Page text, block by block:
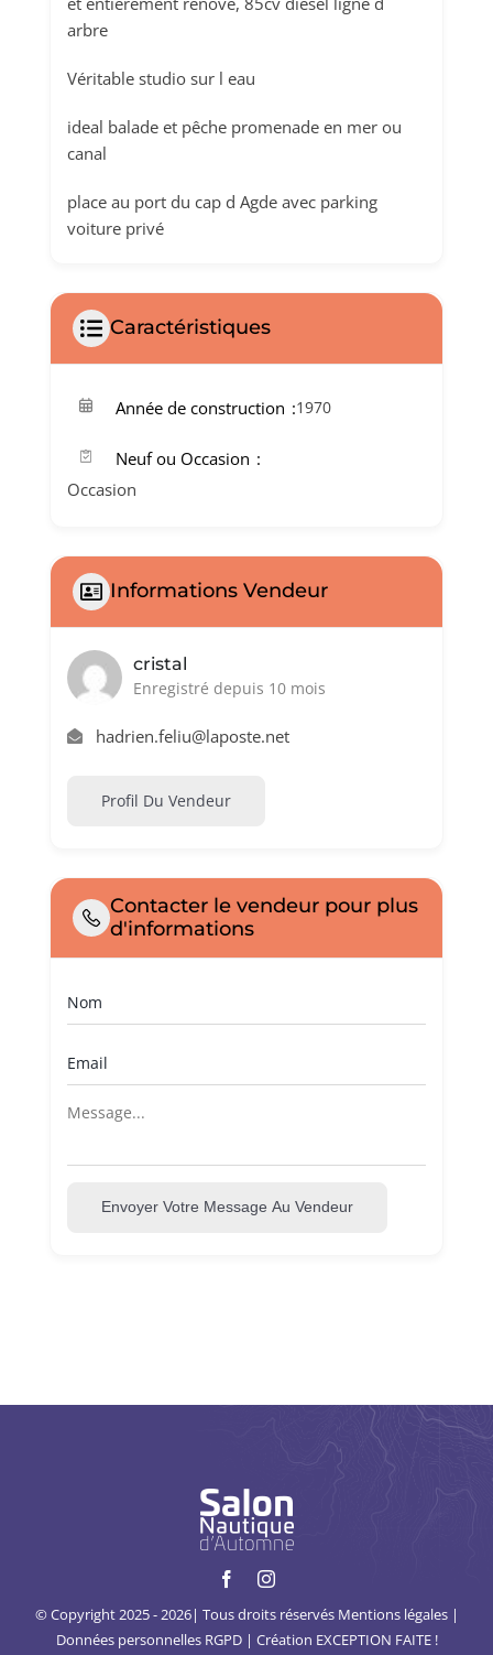
arbre
Véritable studio sur l eau
ideal balade et pêche promenade en mer ou
canal
place au port du cap d Agde avec parking
voiture privé
Caractéristiques
Année de construction 1970
Neuf ou Occasion
Occasion
Informations Vendeur
cristal
Enregistré depuis 10 mois
hadrien.feliu@laposte.net
Profil Du Vendeur
Contacter le vendeur pour plus
d'informations
Envoyer Votre Message Au Vendeur
© Copyright 2025 - 2026| Tous droits réservés Mentions légales|
Données personnelles RGPD| Création EXCEPTION FAITE !